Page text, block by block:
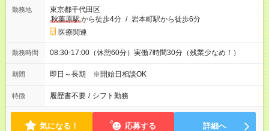
勤務地
東京都千代田区
秋葉原駅から徒歩4分 / 岩本町駅から徒歩6分
医療関連
勤務時間 08:30-17:00（休憩60分）実働7時間30分（残業少なめ！）
期間 即日～長期 ※開始日相談OK
特徴 履歴書不要 / シフト勤務
気になる！ 応募する 詳細へ